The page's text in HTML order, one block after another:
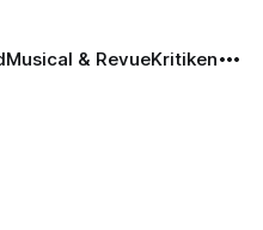
Musical & RevueKritiken